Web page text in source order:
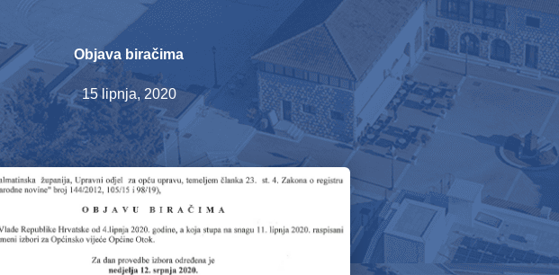
Objava biračima
15 lipnja, 2020